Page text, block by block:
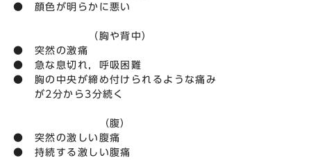
● 顔色が明らかに悪い
（胸や背中）
● 突然の激痛
● 急な息切れ，呼吸困難
● 胸の中央が締め付けられるような痛み
が2分から3分続く
（腹）
● 突然の激しい腹痛
● 持続する激しい腹痛